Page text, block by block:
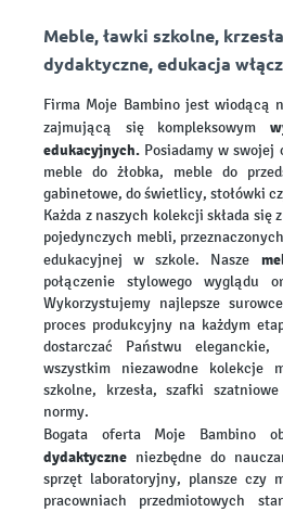
Meble, ławki szkolne,
dydaktyczne, edukacja
Firma Moje Bambino jest wiodącą
zajmującą się kompleksowym
edukacyjnych. Posiadamy w swojej
meble do żłobka, meble do
gabinetowe, do świetlicy, stołówki
Każda z naszych kolekcji składa się
pojedynczych mebli,
edukacyjnej w szkole. Nasze
połączenie stylowego wyglądu
Wykorzystujemy najlepsze
proces produkcyjny na każdym
dostarczać Państwu eleganckie,
wszystkim niezawodne kolekcje
szkolne, krzesła, szafki
normy.
Bogata oferta Moje Bambino
dydaktyczne niezbędne do
sprzęt laboratoryjny, plansze czy
pracowniach przedmiotowych